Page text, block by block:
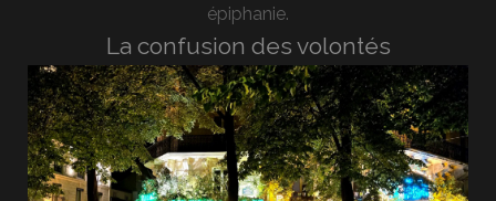
épiphanie.
La confusion des volontés